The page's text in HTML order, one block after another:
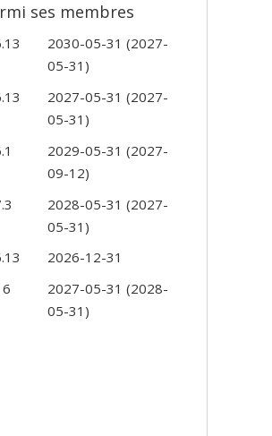
ses membres
2030-05-31(2027-
05-31)
2027-05-31(2027-
05-31)
2029-05-31(2027-
09-12)
2028-05-31(2027-
05-31)
2026-12-31
2027-05-31(2028-
05-31)